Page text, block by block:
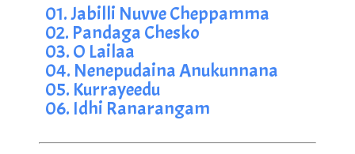
01. Jabilli Nuvve Cheppamma
02. Pandaga Chesko
03. O Lailaa
04. Nenepudaina Anukunnana
05. Kurrayeedu
06. Idhi Ranarangam